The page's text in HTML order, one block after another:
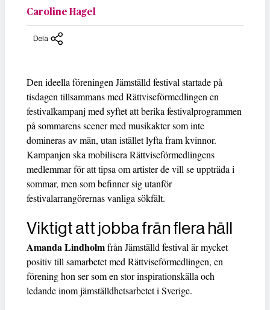
Caroline Hagel
Dela
Den ideella föreningen Jämställd festival startade på
tisdagen tillsammans med Rättviseförmedlingen en
festivalkampanj med syftet att berika festivalprogrammen
på sommarens scener med musikakter som inte
domineras av män, utan istället lyfta fram kvinnor.
Kampanjen ska mobilisera Rättviseförmedlingens
medlemmar för att tipsa om artister de vill se uppträda i
sommar, men som befinner sig utanför
festivalarrangörernas vanliga sökfält.
Viktigt att jobba från flera håll
Amanda Lindholmfrån Jämställd festival är mycket
positiv till samarbetet med Rättviseförmedlingen, en
förening hon ser som en stor inspirationskälla och
ledande inom jämställdhetsarbetet i Sverige.